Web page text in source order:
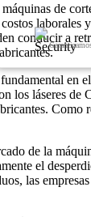
de
conducir a
los láseres de
de la
el
las